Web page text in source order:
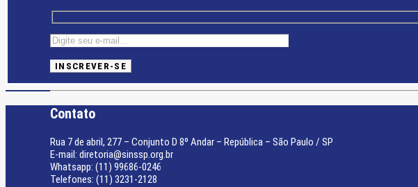
Contato
Rua 7 de abril, 277 – Conjunto D 8º Andar – República – São Paulo / SP
E-mail: diretoria@sinssp.org.br
Whatsapp: (11) 99686-0246
Telefones: (11) 3231-2128